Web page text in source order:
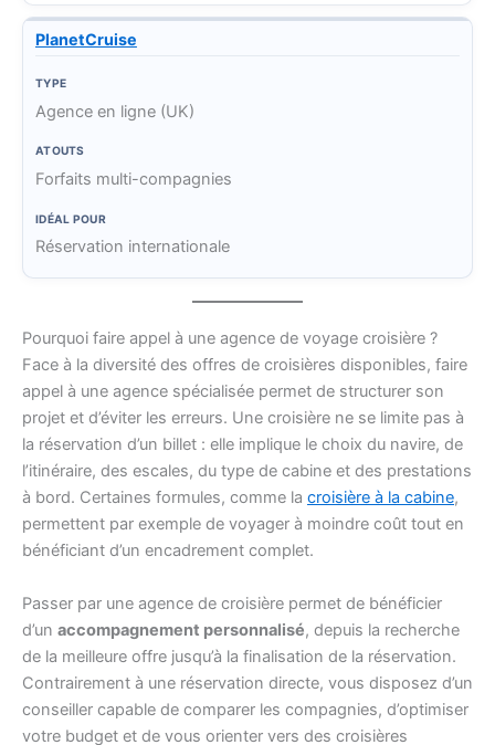
PlanetCruise
Agence en ligne (UK)
Forfaits multi-compagnies
Réservation internationale
Pourquoi faire appel à une agence de voyage croisière ?
Face à la diversité des offres de croisières disponibles, faire
appel à une agence spécialisée permet de structurer son
projet et d’éviter les erreurs. Une croisière ne se limite pas à
la réservation d’un billet : elle implique le choix du navire, de
l’itinéraire, des escales, du type de cabine et des prestations
à bord. Certaines formules, comme la croisière à la cabine,
permettent par exemple de voyager à moindre coût tout en
bénéficiant d’un encadrement complet.
Passer par une agence de croisière permet de bénéficier
d’un accompagnement personnalisé, depuis la recherche
de la meilleure offre jusqu’à la finalisation de la réservation.
Contrairement à une réservation directe, vous disposez d’un
conseiller capable de comparer les compagnies, d’optimiser
votre budget et de vous orienter vers des croisières